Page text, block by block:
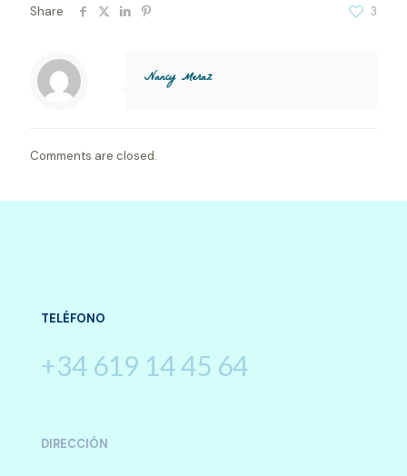
Share 3
Nancy Meraz
Comments are closed.
TELÉFONO
+34 619 14 45 64
DIRECCIÓN